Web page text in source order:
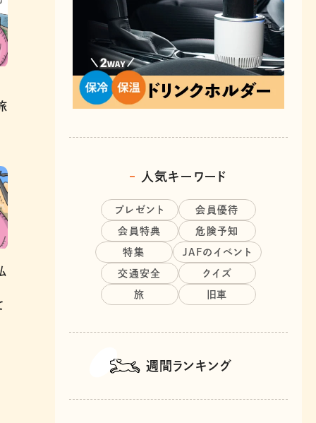
人気キーワード
プレゼント 会員優待
会員特典 危険予知
特集 JAFのイベント
交通安全 クイズ
旅 旧車
週間ランキング